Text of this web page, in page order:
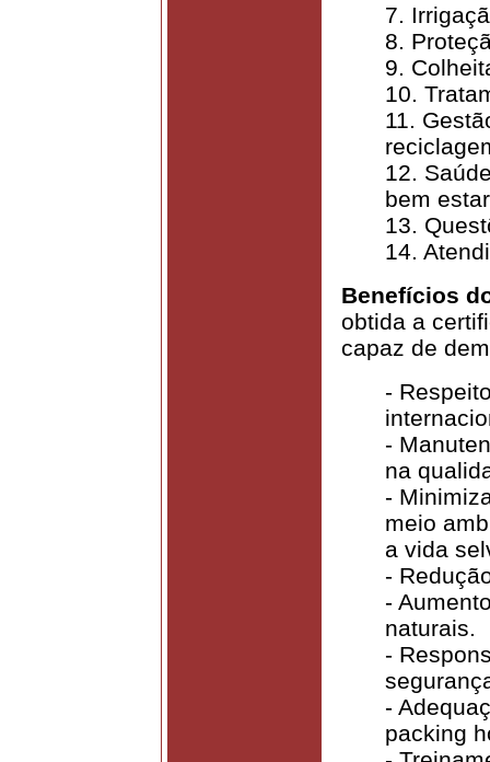
7.
8.
9.
10.
11.
12.
bem estar
13.
14.
Benefícios
obtida a
capaz de
-
-
na
-
meio
a vida
-
-
naturais.
-
-
packing